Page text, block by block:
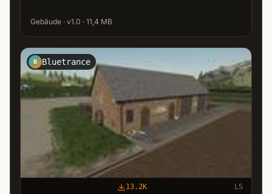
Gebäude · v1.0 · 11,4 MB
B Bluetrance
13.2K LS